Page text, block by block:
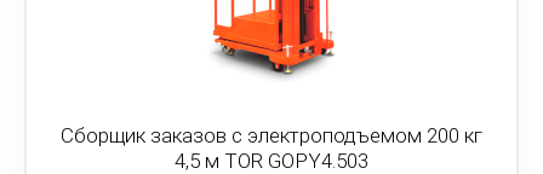
Сборщик заказов с электроподъемом 200 кг
4,5 м TOR GOPY4.503